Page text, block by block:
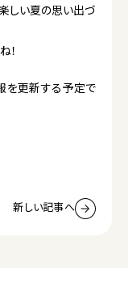
しい夏の思い出づ
！
を更新する予定で
新しい記事へ